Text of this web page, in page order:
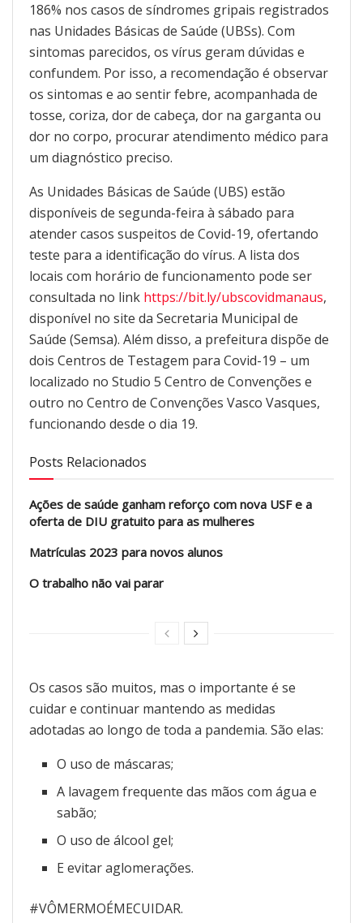
186% nos casos de síndromes gripais registrados
nas Unidades Básicas de Saúde (UBSs). Com
sintomas parecidos, os vírus geram dúvidas e
confundem. Por isso, a recomendação é observar
os sintomas e ao sentir febre, acompanhada de
tosse, coriza, dor de cabeça, dor na garganta ou
dor no corpo, procurar atendimento médico para
um diagnóstico preciso.
As Unidades Básicas de Saúde (UBS) estão
disponíveis de segunda-feira à sábado para
atender casos suspeitos de Covid-19, ofertando
teste para a identificação do vírus. A lista dos
locais com horário de funcionamento pode ser
consultada no link https://bit.ly/ubscovidmanaus,
disponível no site da Secretaria Municipal de
Saúde (Semsa). Além disso, a prefeitura dispõe de
dois Centros de Testagem para Covid-19 – um
localizado no Studio 5 Centro de Convenções e
outro no Centro de Convenções Vasco Vasques,
funcionando desde o dia 19.
Posts Relacionados
Ações de saúde ganham reforço com nova USF e a
oferta de DIU gratuito para as mulheres
Matrículas 2023 para novos alunos
O trabalho não vai parar
Os casos são muitos, mas o importante é se
cuidar e continuar mantendo as medidas
adotadas ao longo de toda a pandemia. São elas:
O uso de máscaras;
A lavagem frequente das mãos com água e
sabão;
O uso de álcool gel;
E evitar aglomerações.
#VÔMERMOÉMECUIDAR.